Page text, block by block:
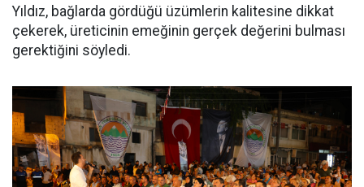
Yıldız, bağlarda gördüğü üzümlerin kalitesine dikkat
çekerek, üreticinin emeğinin gerçek değerini bulması
gerektiğini söyledi.